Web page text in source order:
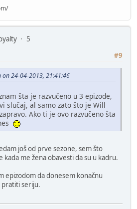
5
#9
24-04-2013, 21:41:46
šta je razvučeno u 3 epizode,
slučaj, al samo zato što je Will
Ako ti je ovo razvučeno šta
još od prve sezone, sem što
kada me žena obavesti da su u kadru.
epizodom da donesem konačnu
pratiti seriju.